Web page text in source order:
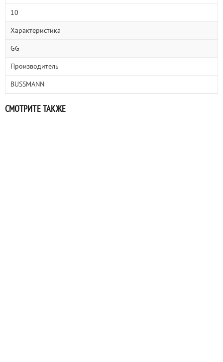
10
Характеристика
GG
Производитель
BUSSMANN
СМОТРИТЕ ТАКЖЕ